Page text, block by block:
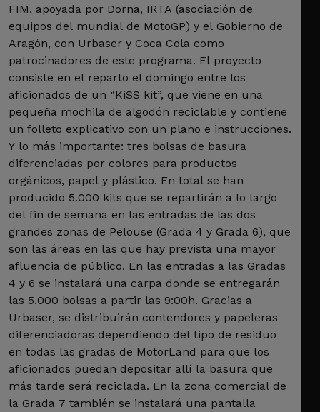
FIM, apoyada por Dorna, IRTA (asociación de
equipos del mundial de MotoGP) y el Gobierno de
Aragón, con Urbaser y Coca Cola como
patrocinadores de este programa. El proyecto
consiste en el reparto el domingo entre los
aficionados de un “KiSS kit”, que viene en una
pequeña mochila de algodón reciclable y contiene
un folleto explicativo con un plano e instrucciones.
Y lo más importante: tres bolsas de basura
diferenciadas por colores para productos
orgánicos, papel y plástico. En total se han
producido 5.000 kits que se repartirán a lo largo
del fin de semana en las entradas de las dos
grandes zonas de Pelouse (Grada 4 y Grada 6), que
son las áreas en las que hay prevista una mayor
afluencia de público. En las entradas a las Gradas
4 y 6 se instalará una carpa donde se entregarán
las 5.000 bolsas a partir las 9:00h. Gracias a
Urbaser, se distribuirán contendores y papeleras
diferenciadoras dependiendo del tipo de residuo
en todas las gradas de MotorLand para que los
aficionados puedan depositar allí la basura que
más tarde será reciclada. En la zona comercial de
la Grada 7 también se instalará una pantalla